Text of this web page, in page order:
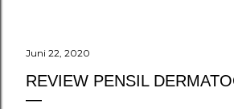
Juni 22, 2020
REVIEW PENSIL